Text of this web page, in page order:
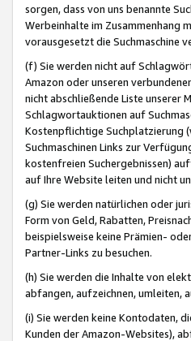
sorgen, dass von uns benannte
Werbeinhalte im Zusammenhang
vorausgesetzt die Suchmaschine
(f) Sie werden nicht auf
Amazon oder unseren
nicht abschließende Liste unserer
Schlagwortauktionen auf
Kostenpflichtige Suchplatzierung
Suchmaschinen Links zur
kostenfreien Suchergebnissen)
auf Ihre Website leiten und nicht
(g) Sie werden natürlichen oder
Form von Geld, Rabatten,
beispielsweise keine Prämien-
Partner-Links zu besuchen.
(h) Sie werden die Inhalte von
abfangen, aufzeichnen, umleiten,
(i) Sie werden keine Kontodaten,
Kunden der Amazon-Websites),